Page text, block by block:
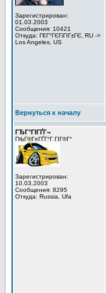
Зарегистрирован:
01.03.2003
Сообщения: 10421
Откуда: Г€Г°ГЄГіГІГ±ГЄ, RU ->
Los Angeles, US
Вернуться к началу
ГЂГ°ГІГҐГ¬
ГЊГ®Г¤ГҐГ°Г ГІГ®Г°
Зарегистрирован:
10.03.2003
Сообщения: 8295
Откуда: Russia, Ufa